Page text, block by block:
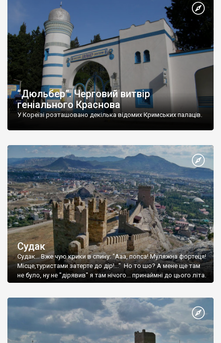
“Дюльбер”. Черговий витвір
геніального Краснова
У Кореїзі розташовано декілька відомих Кримських палаців.
Судак
Судак... Вже чую крики в спину: "Ааа, попса! Муляжна фортеця!
Місце,туристами затерте до дір!..." Но то шо? А мене ще там
не було, ну не "дірявив" я там нічого... принаймні до цього літа.